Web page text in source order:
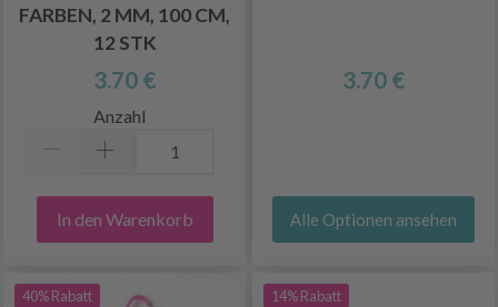
FARBEN, 2 MM, 100 CM,
12 STK
3.70 €
Anzahl
In den Warenkorb
3.70 €
Alle Optionen ansehen
40% Rabatt 14% Rabatt